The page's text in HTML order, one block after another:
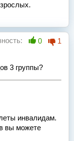
0 1
3 группы?
инвалидам.
вы можете